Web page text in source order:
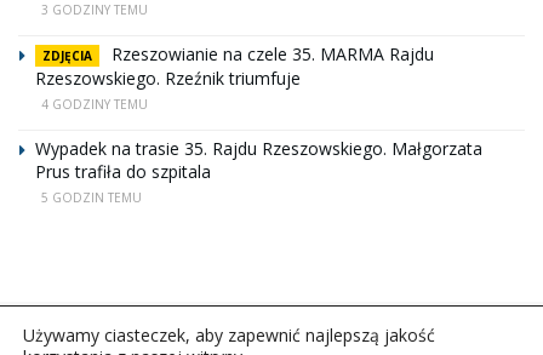
3 GODZINY TEMU
ZDJĘCIA
Rzeszowianie na czele 35. MARMA Rajdu
Rzeszowskiego. Rzeźnik triumfuje
4 GODZINY TEMU
Wypadek na trasie 35. Rajdu Rzeszowskiego. Małgorzata
Prus trafiła do szpitala
5 GODZIN TEMU
Używamy ciasteczek, aby zapewnić najlepszą jakość